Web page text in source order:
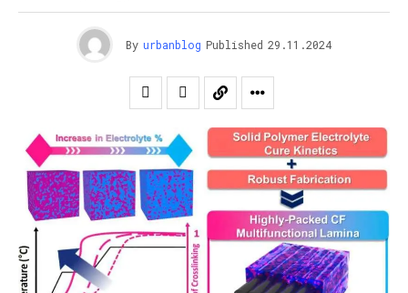
By urbanblog Published 29.11.2024